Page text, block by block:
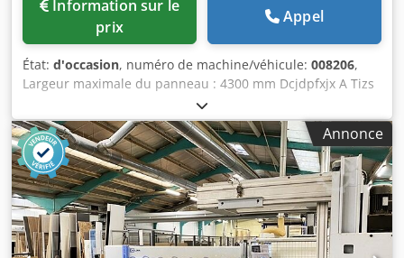
prix
Appel
État: d'occasion, numéro de machine/véhicule: 008206,
Largeur maximale du panneau : 4300 mm Dcjdpfxjx A Tizs
Ahmok Longueur maximale du panneau : 4300 mm Avance
maximale de la lame principale : 125 mm Nombre de
pinces de serrage : 9
Annonce